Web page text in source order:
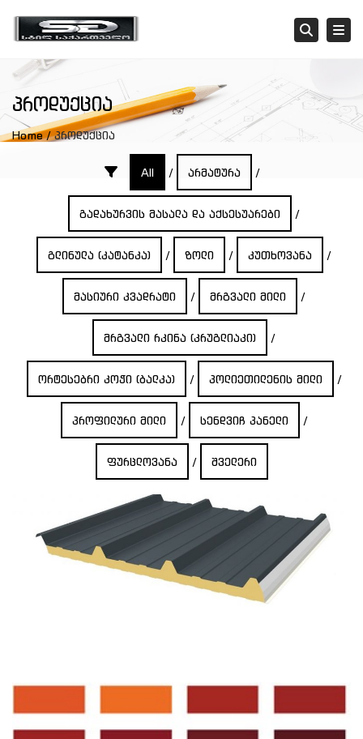
პროდუქცია
Home პროდუქცია
All / არმატურა /
გადახურვის მასალა და აქსესუარები /
გლინულა (კატანკა) / ზოლი / კუთხოვანა /
მასიური კვადრატი / მრგვალი მილი /
მრგვალი რკინა (კრუგლიაკი) /
ორტესებრი კოჭი (ბალკა) / პოლიეთილენის მილი /
პროფილური მილი / სენდვიჩ პანელი /
ფურცლოვანა / შველერი
სენდვიჩ პანელი